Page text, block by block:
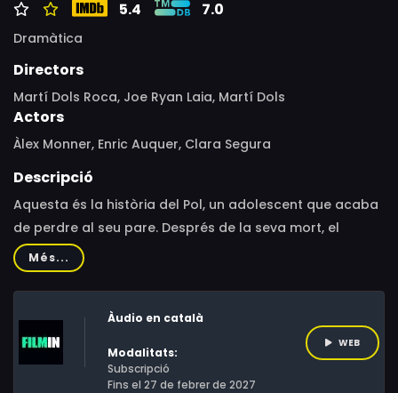
5.4 7.0
Dramàtica
Directors
Martí Dols Roca, Joe Ryan Laia, Martí Dols
Actors
Àlex Monner, Enric Auquer, Clara Segura
Descripció
Aquesta és la història del Pol, un adolescent que acaba
de perdre al seu pare. Després de la seva mort, el
Ricard, el germà major de Pol, ha tornat a casa
establint-se a la força com la nova figura paterna. Una
setmana després del funeral, Pol i Ricard surten a
pescar en l'antic pot del seu pare. Els límits de
l'embarcació forcen als dos germans a afrontar els
problemes que mai van resoldre.
Més...
Àudio en català
Modalitats:
Subscripció
Fins el 27 de febrer de 2027
WEB